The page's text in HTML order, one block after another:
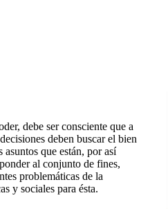
debe ser consciente que a
deben buscar el bien
que están, por así
al conjunto de fines,
problemáticas de la
y sociales para ésta.